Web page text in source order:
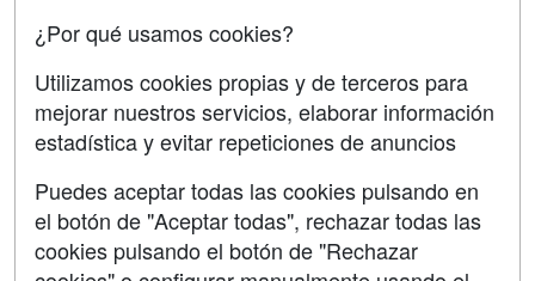
Contactar
Confidencialidad
Aviso legal
Copyleft
¿Por qué usamos cookies?
Utilizamos cookies propias y de terceros para
mejorar nuestros servicios, elaborar información
estadística y evitar repeticiones de anuncios
Puedes aceptar todas las cookies pulsando en
el botón de "Aceptar todas", rechazar todas las
cookies pulsando el botón de "Rechazar